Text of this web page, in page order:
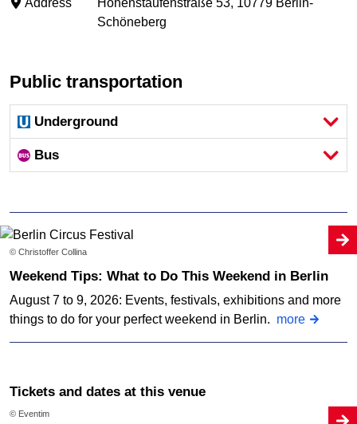
Schöneberg
Public transportation
Underground
Bus
© Christoffer Collina
Weekend Tips: What to Do This Weekend in Berlin
August 7 to 9, 2026: Events, festivals, exhibitions and more
things to do for your perfect weekend in Berlin. more
Tickets and dates at this venue
© Eventim